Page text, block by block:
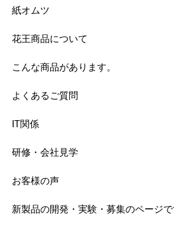
紙オムツ
花王商品について
こんな商品があります。
よくあるご質問
IT関係
研修・会社見学
お客様の声
新製品の開発・実験・募集のページで